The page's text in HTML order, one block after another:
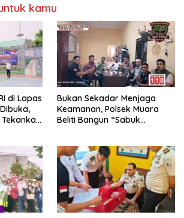
kamu
di Lapas
Bukan Sekadar Menjaga
Keamanan, Polsek Muara
Beliti Bangun “Sabuk